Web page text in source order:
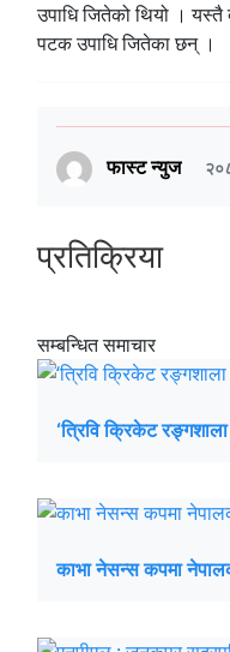
उपाधि जितेको थियो । यस्तै
पटक उपाधि जितेका छन् ।
फास्ट न्युज
प्रतिक्रिया
सम्बन्धित समाचार
‘त्रिवि क्रिकेट
काभा नेसन्स कपमा